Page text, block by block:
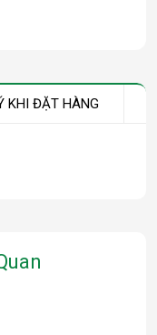
KHI ĐẶT HÀNG